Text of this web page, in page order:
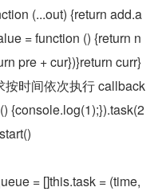
(...out) {return add.a
= function () {return n
pre + cur})}return curr}
时间依次执行 callback
{console.log(1);}).task(2
= []this.task = (time,